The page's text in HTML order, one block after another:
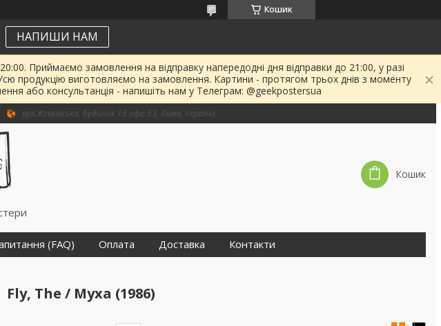
Кошик
НАПИШИ НАМ
Приймаємо замовлення на відправку напередодні дня відправки до 21:00, у разі
продукцію виготовляємо на замовлення. Картини - протягом трьох днів з моменту
або консультанція - напишіть нам у Телеграм: @geekpostersua
вул.Жовківська, будинок 15 офіс 53, Львів, Україна
Кошик
(FAQ) Оплата Доставка Контакти
Fly, The / Муха (1986)